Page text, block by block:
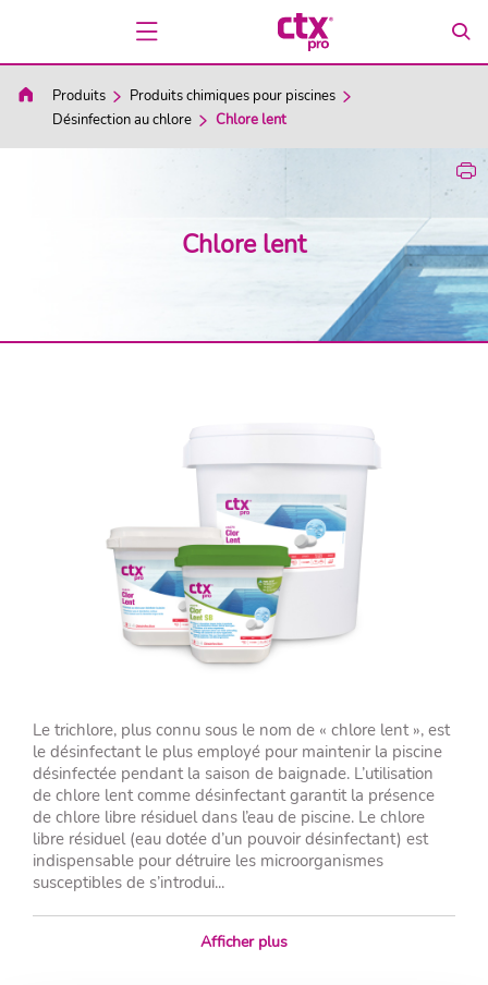
Produits
Produits chimiques pour piscines
Désinfection au chlore
Chlore lent
Chlore lent
Le trichlore, plus connu sous le nom de « chlore lent », est
le désinfectant le plus employé pour maintenir la piscine
désinfectée pendant la saison de baignade. L’utilisation
de chlore lent comme désinfectant garantit la présence
de chlore libre résiduel dans l’eau de piscine. Le chlore
libre résiduel (eau dotée d’un pouvoir désinfectant) est
indispensable pour détruire les microorganismes
susceptibles de s’introdui...
Afficher plus